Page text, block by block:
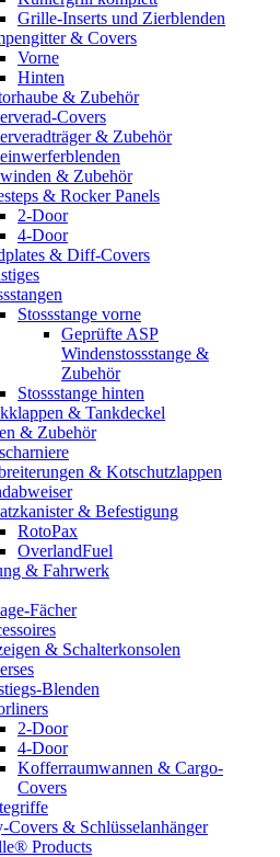
Grille-Inserts und Zierblenden
& Covers
Vorne
Hinten
& Zubehör
Covers
& Zubehör
& Zubehör
& Rocker Panels
2-Door
4-Door
& Diff-Covers
Stossstange vorne
Geprüfte ASP
Windenstossstange &
Zubehör
Stossstange hinten
& Tankdeckel
& Zubehör
& Kotschutzlappen
& Befestigung
RotoPax
OverlandFuel
& Fahrwerk
Fächer
& Schalterkonsolen
Blenden
2-Door
4-Door
Kofferraumwannen & Cargo-
Covers
Covers & Schlüsselanhänger
Products